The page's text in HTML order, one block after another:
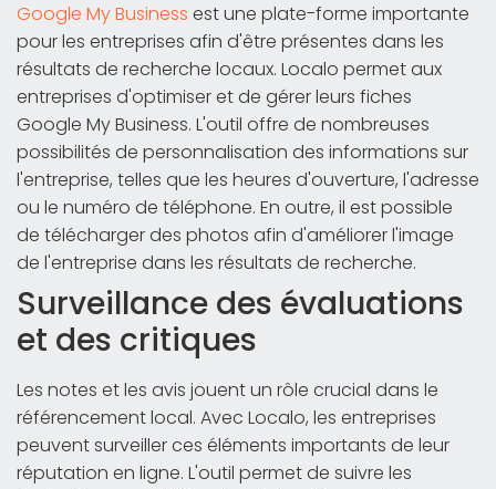
Google My Business est une plate-forme importante
pour les entreprises afin d'être présentes dans les
résultats de recherche locaux. Localo permet aux
entreprises d'optimiser et de gérer leurs fiches
Google My Business. L'outil offre de nombreuses
possibilités de personnalisation des informations sur
l'entreprise, telles que les heures d'ouverture, l'adresse
ou le numéro de téléphone. En outre, il est possible
de télécharger des photos afin d'améliorer l'image
de l'entreprise dans les résultats de recherche.
Surveillance des évaluations
et des critiques
Les notes et les avis jouent un rôle crucial dans le
référencement local. Avec Localo, les entreprises
peuvent surveiller ces éléments importants de leur
réputation en ligne. L'outil permet de suivre les